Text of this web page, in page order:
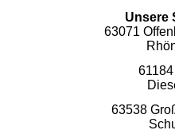
Unsere
63071
63538